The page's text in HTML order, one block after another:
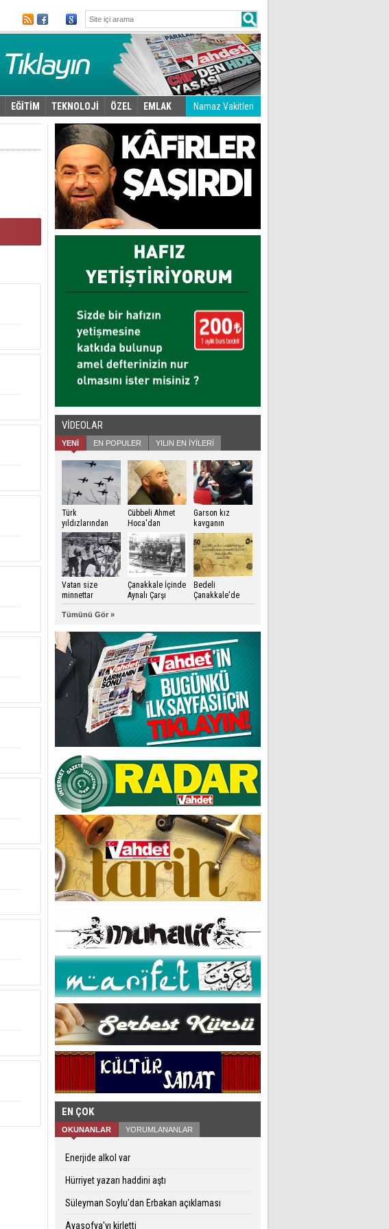
Namaz Vakitleri
EĞİTİM TEKNOLOJİ ÖZEL EMLAK
VİDEOLAR
YENİ EN POPULER YILIN EN İYİLERİ
Türk
yıldızlarından
Çanakkale Zaferi
gösterisi
Cübbeli Ahmet
Hoca'dan
Erdoğan'a dua
Garson kız
kavganın
ortasında
kalınca..
Vatan size
minnettar
Çanakkale İçinde
Aynalı Çarşı
Bedeli
Çanakkale'de
ödendi
Tümünü Gör »
EN ÇOK
OKUNANLAR YORUMLANANLAR
Enerjide alkol var
Hürriyet yazarı haddini aştı
Süleyman Soylu'dan Erbakan açıklaması
Ayasofya'yı kirletti